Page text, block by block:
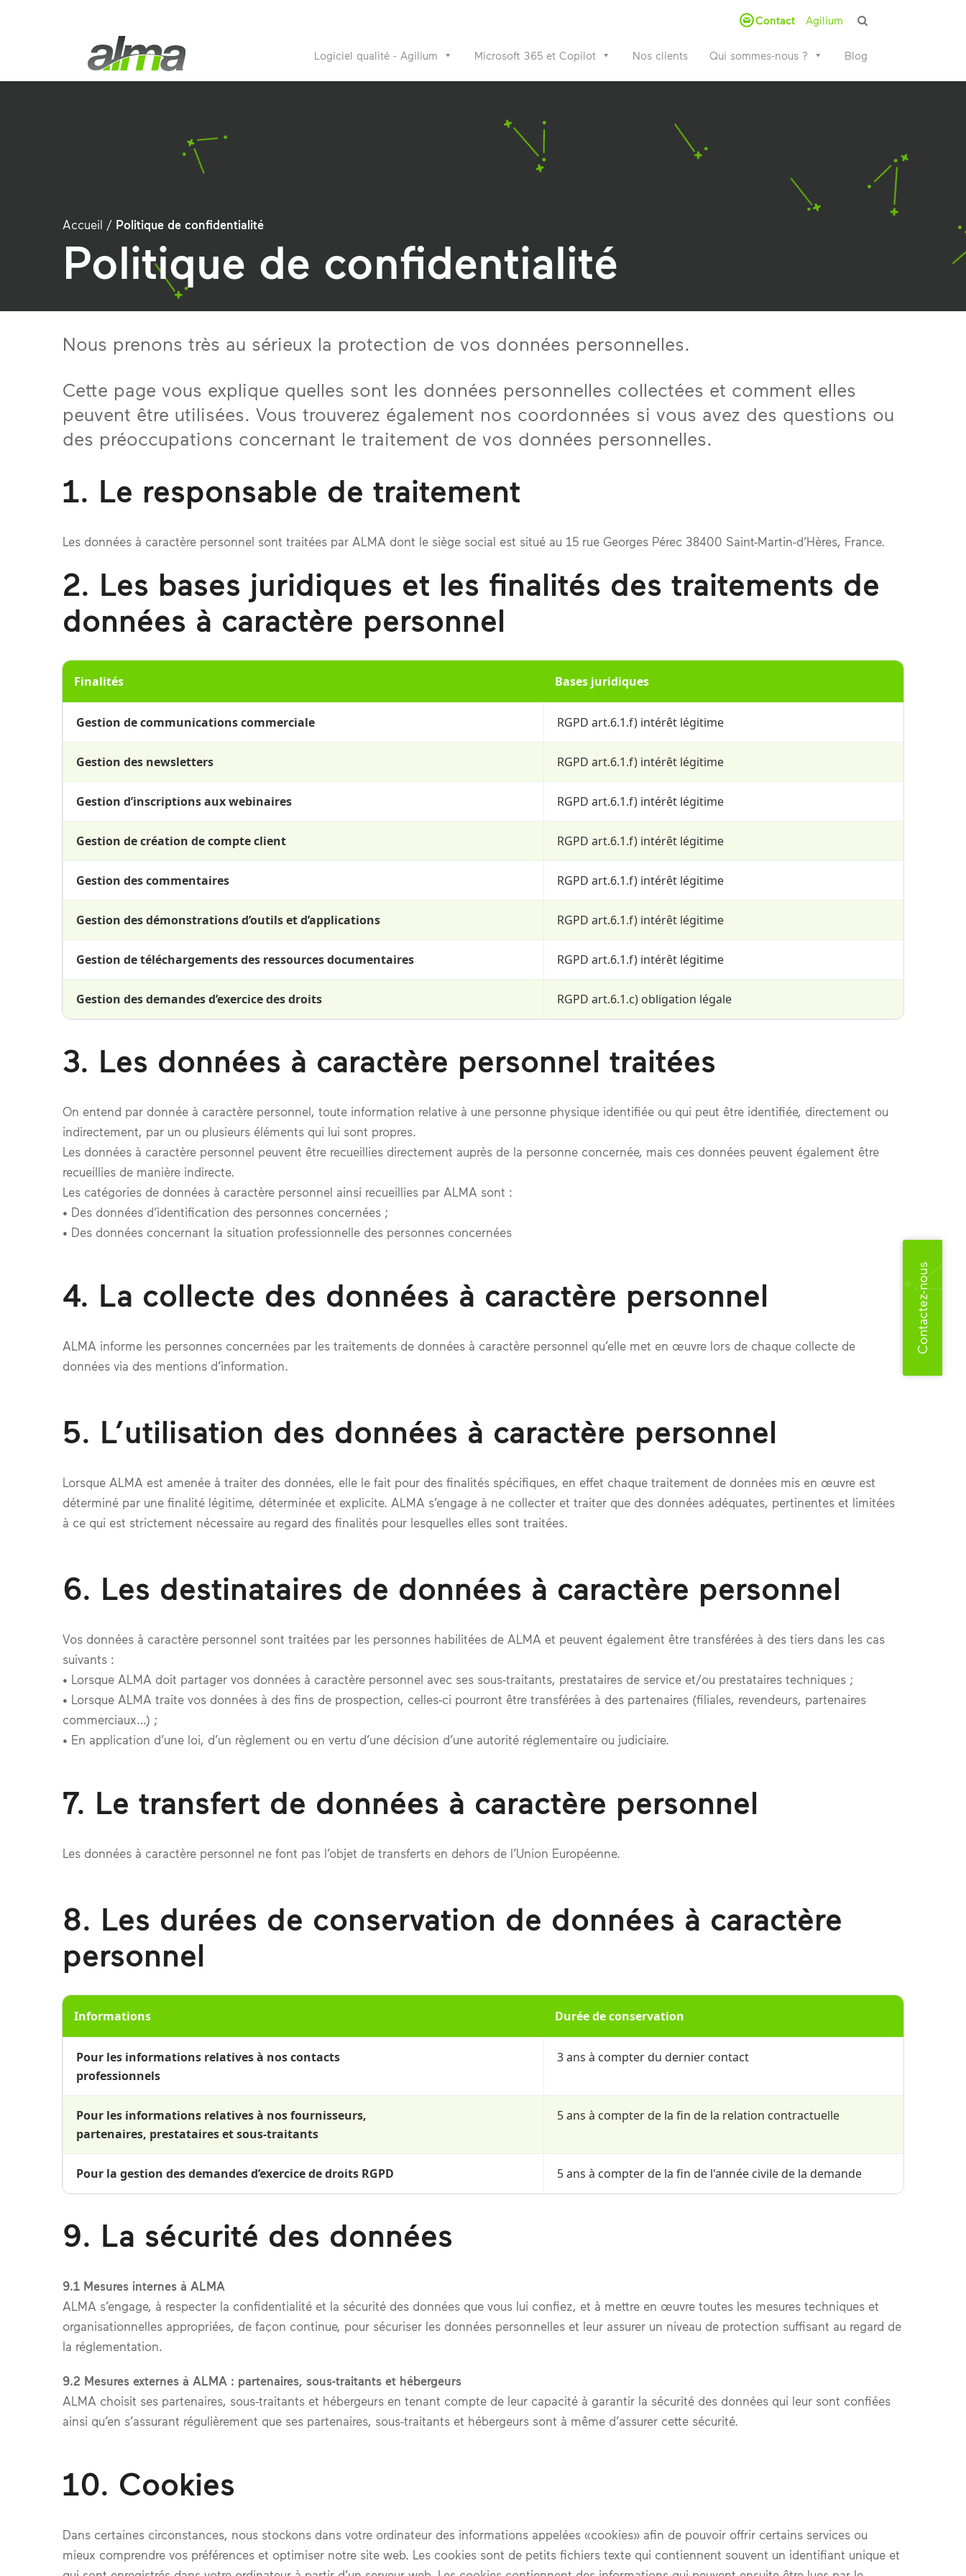
Contact Agilium
Logiciel qualité - Agilium Microsoft 365 et Copilot Nos clients Qui sommes-nous ? Blog
Contactez-nous
Accueil / Politique de confidentialité
Politique de confidentialité
Nous prenons très au sérieux la protection de vos données personnelles.
Cette page vous explique quelles sont les données personnelles collectées et comment elles
peuvent être utilisées. Vous trouverez également nos coordonnées si vous avez des questions ou
des préoccupations concernant le traitement de vos données personnelles.
1. Le responsable de traitement
Les données à caractère personnel sont traitées par ALMA dont le siège social est situé au 15 rue Georges Pérec 38400 Saint-Martin-d’Hères, France.
2. Les bases juridiques et les finalités des traitements de
données à caractère personnel
Finalités Bases juridiques
Gestion de communications commerciale RGPD art.6.1.f) intérêt légitime
Gestion des newsletters RGPD art.6.1.f) intérêt légitime
Gestion d’inscriptions aux webinaires RGPD art.6.1.f) intérêt légitime
Gestion de création de compte client RGPD art.6.1.f) intérêt légitime
Gestion des commentaires RGPD art.6.1.f) intérêt légitime
Gestion des démonstrations d’outils et d’applications RGPD art.6.1.f) intérêt légitime
Gestion de téléchargements des ressources documentaires RGPD art.6.1.f) intérêt légitime
Gestion des demandes d’exercice des droits RGPD art.6.1.c) obligation légale
3. Les données à caractère personnel traitées
On entend par donnée à caractère personnel, toute information relative à une personne physique identifiée ou qui peut être identifiée, directement ou
indirectement, par un ou plusieurs éléments qui lui sont propres.
Les données à caractère personnel peuvent être recueillies directement auprès de la personne concernée, mais ces données peuvent également être
recueillies de manière indirecte.
Les catégories de données à caractère personnel ainsi recueillies par ALMA sont :
• Des données d’identification des personnes concernées ;
• Des données concernant la situation professionnelle des personnes concernées
4. La collecte des données à caractère personnel
ALMA informe les personnes concernées par les traitements de données à caractère personnel qu’elle met en œuvre lors de chaque collecte de
données via des mentions d’information.
5. L’utilisation des données à caractère personnel
Lorsque ALMA est amenée à traiter des données, elle le fait pour des finalités spécifiques, en effet chaque traitement de données mis en œuvre est
déterminé par une finalité légitime, déterminée et explicite. ALMA s’engage à ne collecter et traiter que des données adéquates, pertinentes et limitées
à ce qui est strictement nécessaire au regard des finalités pour lesquelles elles sont traitées.
6. Les destinataires de données à caractère personnel
Vos données à caractère personnel sont traitées par les personnes habilitées de ALMA et peuvent également être transférées à des tiers dans les cas
suivants :
• Lorsque ALMA doit partager vos données à caractère personnel avec ses sous-traitants, prestataires de service et/ou prestataires techniques ;
• Lorsque ALMA traite vos données à des fins de prospection, celles-ci pourront être transférées à des partenaires (filiales, revendeurs, partenaires
commerciaux…) ;
• En application d’une loi, d’un règlement ou en vertu d’une décision d’une autorité réglementaire ou judiciaire.
7. Le transfert de données à caractère personnel
Les données à caractère personnel ne font pas l’objet de transferts en dehors de l’Union Européenne.
8. Les durées de conservation de données à caractère
personnel
Informations Durée de conservation
Pour les informations relatives à nos contacts
professionnels
3 ans à compter du dernier contact
Pour les informations relatives à nos fournisseurs,
partenaires, prestataires et sous-traitants
5 ans à compter de la fin de la relation contractuelle
Pour la gestion des demandes d’exercice de droits RGPD 5 ans à compter de la fin de l'année civile de la demande
9. La sécurité des données
9.1 Mesures internes à ALMA
ALMA s’engage, à respecter la confidentialité et la sécurité des données que vous lui confiez, et à mettre en œuvre toutes les mesures techniques et
organisationnelles appropriées, de façon continue, pour sécuriser les données personnelles et leur assurer un niveau de protection suffisant au regard de
la réglementation.
9.2 Mesures externes à ALMA : partenaires, sous-traitants et hébergeurs
ALMA choisit ses partenaires, sous-traitants et hébergeurs en tenant compte de leur capacité à garantir la sécurité des données qui leur sont confiées
ainsi qu’en s’assurant régulièrement que ses partenaires, sous-traitants et hébergeurs sont à même d’assurer cette sécurité.
10. Cookies
Dans certaines circonstances, nous stockons dans votre ordinateur des informations appelées «cookies» afin de pouvoir offrir certains services ou
mieux comprendre vos préférences et optimiser notre site web. Les cookies sont de petits fichiers texte qui contiennent souvent un identifiant unique et